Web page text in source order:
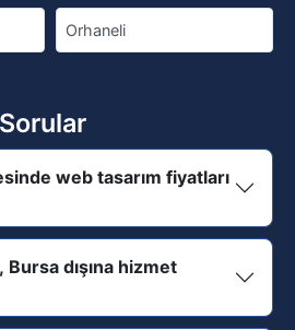
Orhaneli
web tasarım fiyatları
Bursa dışına hizmet